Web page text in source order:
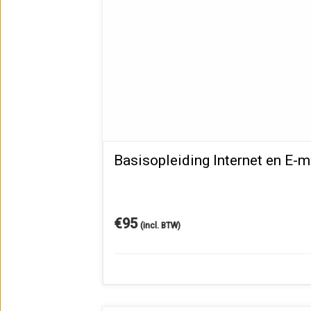
Basisopleiding Internet en E-
€95 (incl. BTW)